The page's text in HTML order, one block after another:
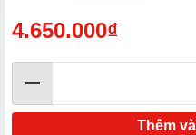
4.650.000₫
Thêm